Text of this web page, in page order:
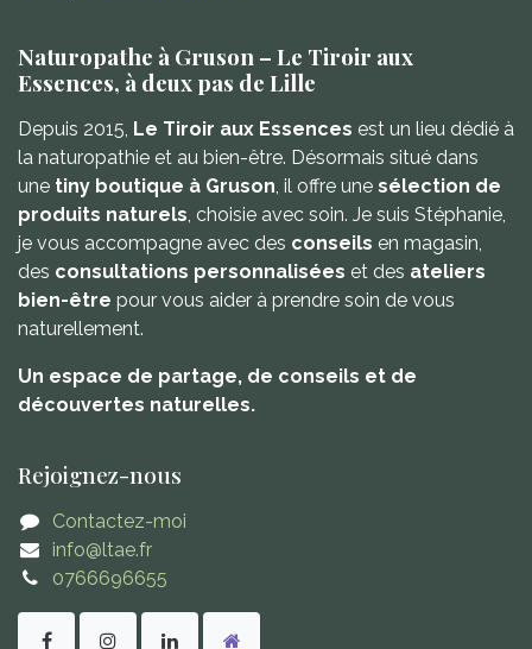
Naturopathe à Gruson – Le Tiroir aux
Essences, à deux pas de Lille
Depuis 2015, Le Tiroir aux Essences est un lieu dédié à
la naturopathie et au bien-être. Désormais situé dans
une tiny boutique à Gruson, il offre une sélection de
produits naturels, choisie avec soin. Je suis Stéphanie,
je vous accompagne avec des conseils en magasin,
des consultations personnalisées et des ateliers
bien-être pour vous aider à prendre soin de vous
naturellement.
Un espace de partage, de conseils et de
découvertes naturelles.
Rejoignez-nous
Contactez-moi
info@ltae.fr
0766696655